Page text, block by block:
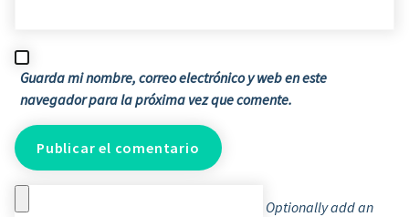
Guarda mi nombre, correo electrónico y web en este
navegador para la próxima vez que comente.
Optionally add an